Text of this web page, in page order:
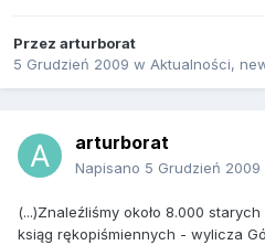
Przez arturborat
5 Grudzień 2009 w Aktualności,
arturborat
Napisano 5 Grudzień 2009
(...)Znaleźliśmy około 8.000
ksiąg rękopiśmiennych - wylicza